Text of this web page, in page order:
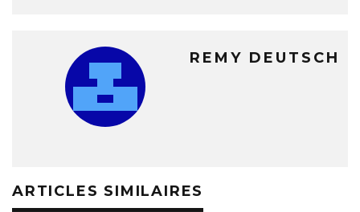
REMY DEUTSCH
ARTICLES SIMILAIRES